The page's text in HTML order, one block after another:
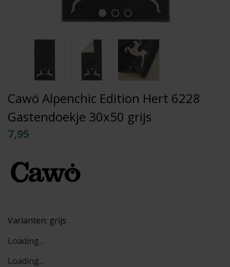
Cawö Alpenchic Edition Hert 6228
Gastendoekje 30x50 grijs
7,95
Varianten: grijs
Loading...
Loading...